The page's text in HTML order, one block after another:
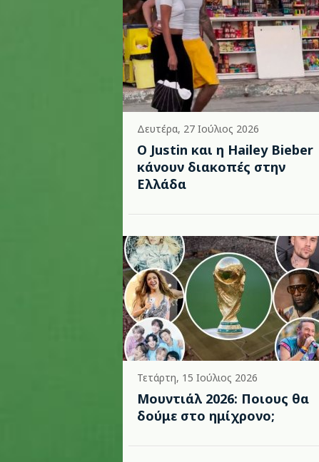
Δευτέρα, 27 Ιούλιος 2026
Ο Justin και η Hailey Bieber
κάνουν διακοπές στην
Ελλάδα
Τετάρτη, 15 Ιούλιος 2026
Μουντιάλ 2026: Ποιους θα
δούμε στο ημίχρονο;